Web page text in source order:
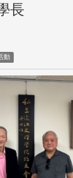
長
動